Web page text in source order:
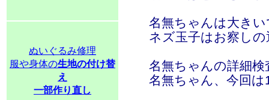
ぬいぐるみ修理
服や身体の生地の付け替
え
一部作り直し
名無ちゃんは大き
ネズ玉子はお察し
名無ちゃんの詳細
名無ちゃん、今回